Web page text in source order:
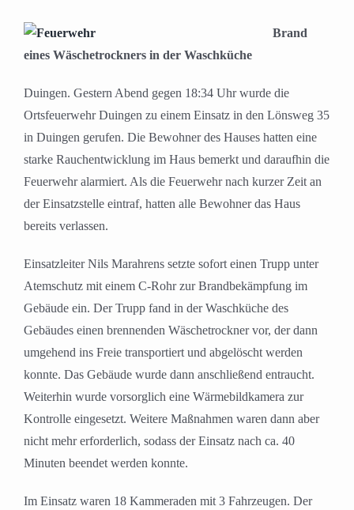
grösseres
Bild
Brand
eines Wäschetrockners in der Waschküche
Duingen. Gestern Abend gegen 18:34 Uhr wurde die
Ortsfeuerwehr Duingen zu einem Einsatz in den Lönsweg 35
in Duingen gerufen. Die Bewohner des Hauses hatten eine
starke Rauchentwicklung im Haus bemerkt und daraufhin die
Feuerwehr alarmiert. Als die Feuerwehr nach kurzer Zeit an
der Einsatzstelle eintraf, hatten alle Bewohner das Haus
bereits verlassen.
Einsatzleiter Nils Marahrens setzte sofort einen Trupp unter
Atemschutz mit einem C-Rohr zur Brandbekämpfung im
Gebäude ein. Der Trupp fand in der Waschküche des
Gebäudes einen brennenden Wäschetrockner vor, der dann
umgehend ins Freie transportiert und abgelöscht werden
konnte. Das Gebäude wurde dann anschließend entraucht.
Weiterhin wurde vorsorglich eine Wärmebildkamera zur
Kontrolle eingesetzt. Weitere Maßnahmen waren dann aber
nicht mehr erforderlich, sodass der Einsatz nach ca. 40
Minuten beendet werden konnte.
Im Einsatz waren 18 Kammeraden mit 3 Fahrzeugen. Der